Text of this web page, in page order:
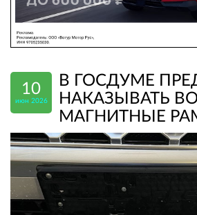
10
июн 2026
В ГОСДУМЕ
НАКАЗЫВАТЬ
МАГНИТНЫЕ